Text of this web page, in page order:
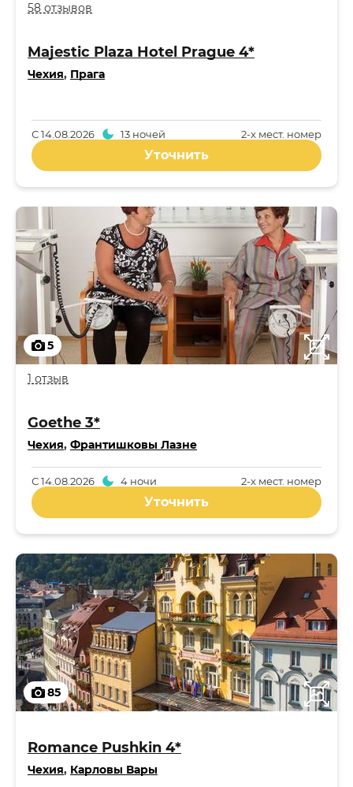
58 отзывов
Majestic Plaza Hotel Prague 4*
Чехия, Прага
2-x мест. номер
С14.08.2026 13 ночей
Уточнить
5
1 отзыв
Goethe 3*
Чехия, Франтишковы Лазне
2-x мест. номер
С14.08.2026 4 ночи
Уточнить
85
Romance Pushkin 4*
Чехия, Карловы Вары